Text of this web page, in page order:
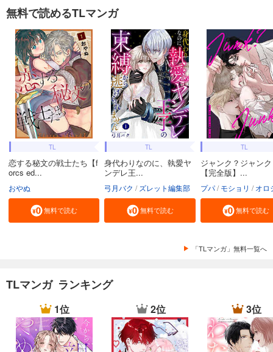
無料で読めるTLマンガ
TL
恋する秘文の戦士たち【f
orcs ed...
おやぬ
無料で読む
TL
身代わりなのに、執愛ヤ
ンデレ王...
弓月バク ズレット編集部
無料で読む
TL
ジャンク？ジャン
【完全版】...
プパ モショリ オロ
無料で読む
「TLマンガ」無料一覧へ
TLマンガ ランキング
1位 2位 3位